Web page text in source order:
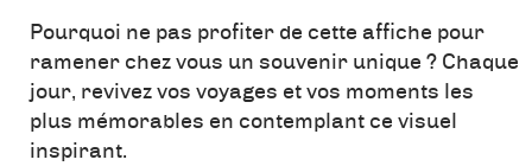
Pourquoi ne pas profiter de cette affiche pour
ramener chez vous un souvenir unique ? Chaque
jour, revivez vos voyages et vos moments les
plus mémorables en contemplant ce visuel
inspirant.